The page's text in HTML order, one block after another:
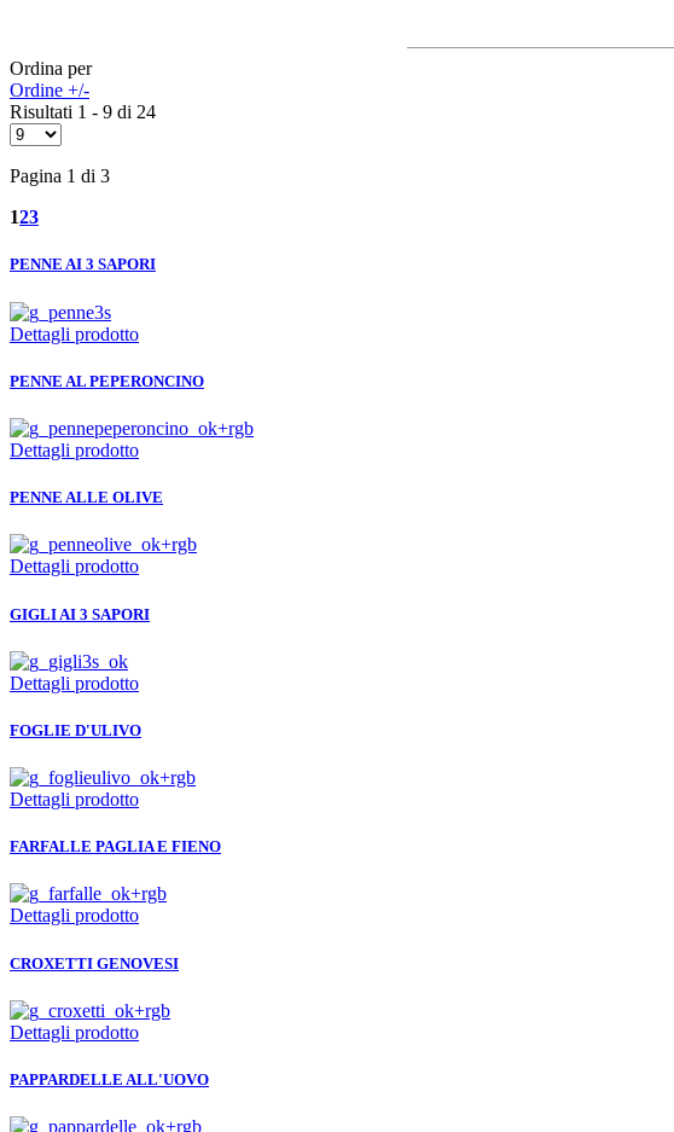
Ordina per
Ordine +/-
Risultati 1 - 9 di 24
Pagina 1 di 3
123
PENNE AI 3 SAPORI
Dettagli prodotto
PENNE AL PEPERONCINO
Dettagli prodotto
PENNE ALLE OLIVE
Dettagli prodotto
GIGLI AI 3 SAPORI
Dettagli prodotto
FOGLIE D'ULIVO
Dettagli prodotto
FARFALLE PAGLIA E FIENO
Dettagli prodotto
CROXETTI GENOVESI
Dettagli prodotto
PAPPARDELLE ALL'UOVO